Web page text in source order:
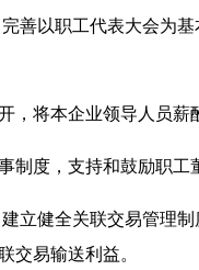
以职工代表大会为基
将本企业领导人员薪
度，支持和鼓励职工
健全关联交易管理制
交易输送利益。